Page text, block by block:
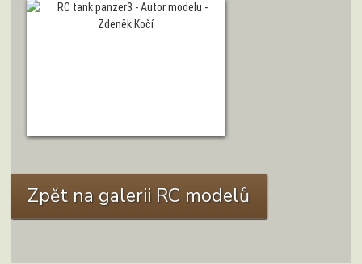
ZOBRAZIT DETAIL
Zpět na galerii RC modelů